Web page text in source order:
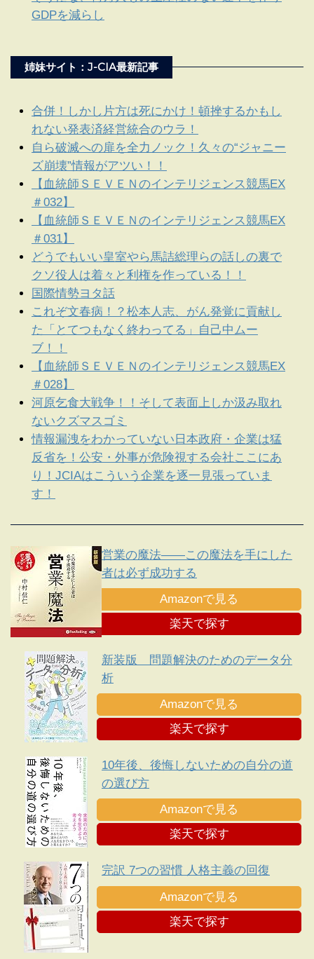
GDPを減らし
姉妹サイト：J-CIA最新記事
合併！しかし片方は死にかけ！頓挫するかもし
れない発表済経営統合のウラ！
自ら破滅への扉を全力ノック！久々の“ジャニー
ズ崩壊”情報がアツい！！
【血統師ＳＥＶＥＮのインテリジェンス競馬EX
＃032】
【血統師ＳＥＶＥＮのインテリジェンス競馬EX
＃031】
どうでもいい皇室やら馬詰総理らの話しの裏で
クソ役人は着々と利権を作っている！！
国際情勢ヨタ話
これぞ文春病！？松本人志、がん発覚に貢献し
た「とてつもなく終わってる」自己中ムー
ブ！！
【血統師ＳＥＶＥＮのインテリジェンス競馬EX
＃028】
河原乞食大戦争！！そして表面上しか汲み取れ
ないクズマスゴミ
情報漏洩をわかっていない日本政府・企業は猛
反省を！公安・外事が危険視する会社ここにあ
り！JCIAはこういう企業を逐一見張っていま
す！
営業の魔法――この魔法を手にした
者は必ず成功する
Amazonで見る
楽天で探す
新装版 問題解決のためのデータ分
析
Amazonで見る
楽天で探す
10年後、後悔しないための自分の道
の選び方
Amazonで見る
楽天で探す
完訳 7つの習慣 人格主義の回復
Amazonで見る
楽天で探す